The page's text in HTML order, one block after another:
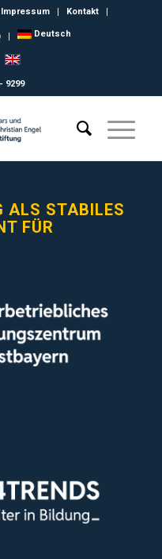
Impressum Kontakt
Deutsch
9299
ALS STABILES
FÜR